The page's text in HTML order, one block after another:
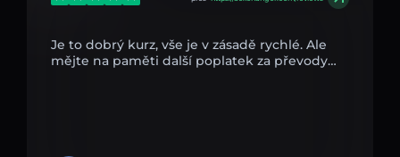
Je to dobrý kurz, vše je v zásadě rychlé. Ale
mějte na paměti další poplatek za převody…